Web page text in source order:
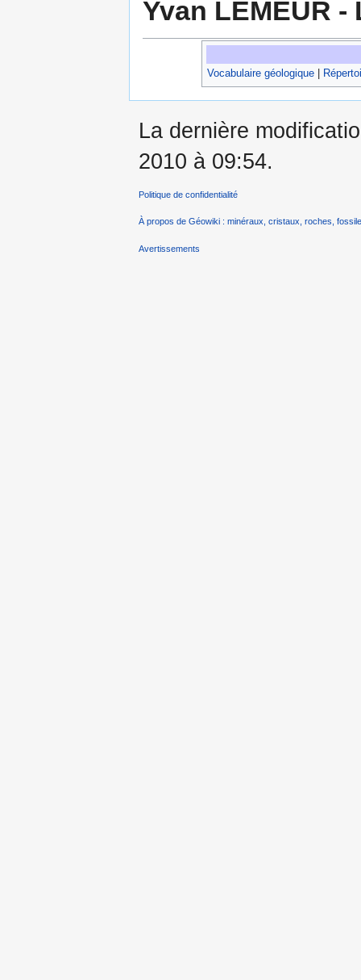
Yvan LEMEUR -
Vocabulaire géologique
La dernière
2010 à 09:54.
Politique de confidentialité
À propos de Géowiki : minéraux, cristaux, roches,
Avertissements